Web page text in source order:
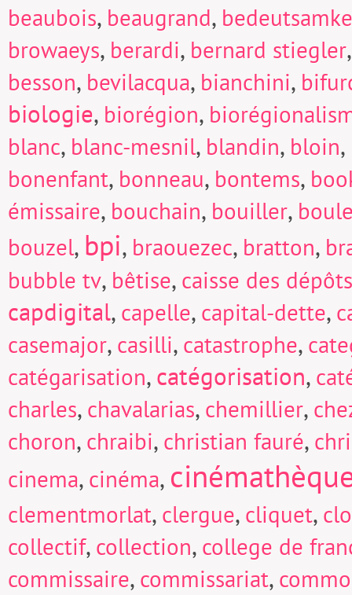
beaubois, beaugrand,
browaeys, berardi, bernard stiegler
besson, bevilacqua, bianchini,
biologie, biorégion,
blanc, blanc-mesnil, blandin, bloin,
bonenfant, bonneau, bontems,
émissaire, bouchain, bouiller,
bouzel, bpi, braouezec, bratton,
bubble tv, bêtise, caisse des
capdigital, capelle, capital-dette,
casemajor, casilli, catastrophe,
catégarisation,catégorisation,
charles, chavalarias, chemillier,
choron, chraibi, christian fauré,
cinema, cinéma,
clementmorlat, clergue, cliquet,
collectif, collection, college de
commissaire, commissariat,